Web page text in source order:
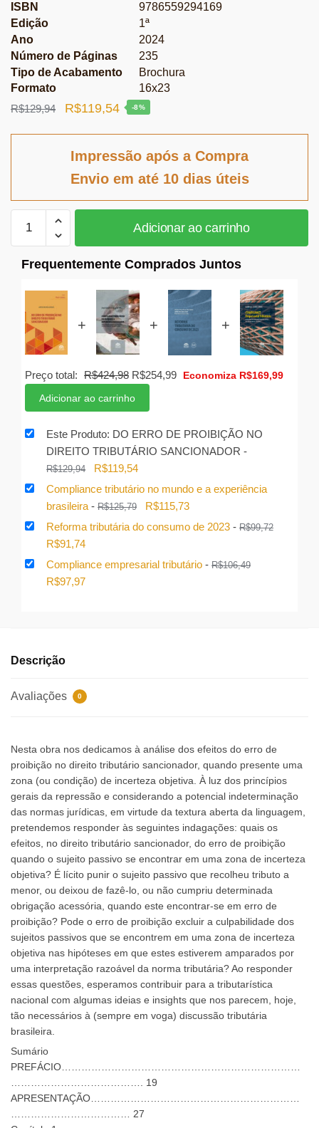
ISBN
9786559294169
Edição
1ª
Ano
2024
Número de Páginas
235
Tipo de Acabamento
Brochura
Formato
16x23
R$129,94
O
original
R$119,54O
atual
-8%
Impressão após a Compra
Envio em até 10 dias úteis
ERRO
PROIBIÇÃO
TRIBUTÁRIO
SANCIONADOR
quantidade
Adicionar ao carrinho
Frequentemente Comprados Juntos
+ + +
Preço total: R$424,98 O
original
R$424,98.
R$254,99O
R$254,99.
Economiza R$169,99
Adicionar ao carrinho
Este Produto: DO ERRO DE PROIBIÇÃO NO
DIREITO TRIBUTÁRIO SANCIONADOR -
R$129,94
O
preço
original
R$119,54O
preço
atual
Compliance tributário no mundo e a experiência
brasileira- R$125,79
O
preço
R$115,73O
preço
Reforma tributária do consumo de 2023 - R$99,72
O
preço
original
R$91,74O
preço
atual
Compliance empresarial tributário - R$106,49
O
R$97,97O
Descrição
Avaliações 0
Nesta obra nos dedicamos à análise dos efeitos do erro de
proibição no direito tributário sancionador, quando presente uma
zona (ou condição) de incerteza objetiva. À luz dos princípios
gerais da repressão e considerando a potencial indeterminação
das normas jurídicas, em virtude da textura aberta da linguagem,
pretendemos responder às seguintes indagações: quais os
efeitos, no direito tributário sancionador, do erro de proibição
quando o sujeito passivo se encontrar em uma zona de incerteza
objetiva? É lícito punir o sujeito passivo que recolheu tributo a
menor, ou deixou de fazê-lo, ou não cumpriu determinada
obrigação acessória, quando este encontrar-se em erro de
proibição? Pode o erro de proibição excluir a culpabilidade dos
sujeitos passivos que se encontrem em uma zona de incerteza
objetiva nas hipóteses em que estes estiverem amparados por
uma interpretação razoável da norma tributária? Ao responder
essas questões, esperamos contribuir para a tributarística
nacional com algumas ideias e insights que nos parecem, hoje,
tão necessários à (sempre em voga) discussão tributária
brasileira.
Sumário
PREFÁCIO………………………………………………………………
…………………………………. 19
APRESENTAÇÃO………………………………………………………
……………………………… 27